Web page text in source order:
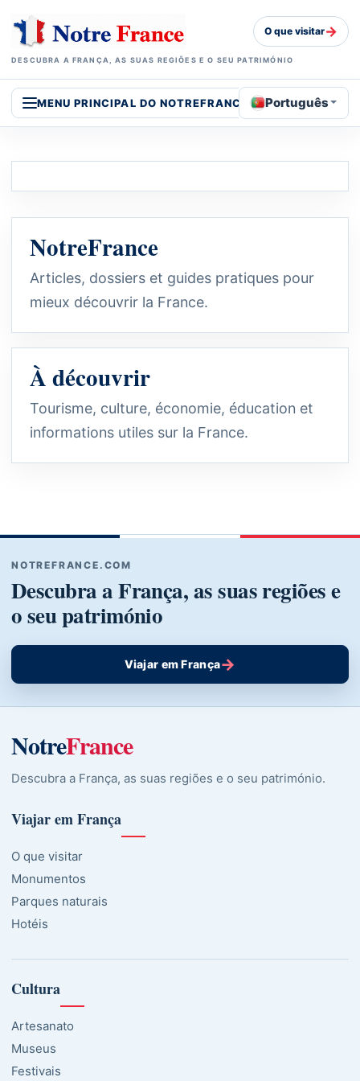
DESCUBRA A FRANÇA, AS SUAS REGIÕES E O SEU PATRIMÓNIO
O que visitar→
MENU PRINCIPAL DO NOTREFRANCE Português
NotreFrance
Articles, dossiers et guides pratiques pour
mieux découvrir la France.
À découvrir
Tourisme, culture, économie, éducation et
informations utiles sur la France.
NOTREFRANCE.COM
Descubra a França, as suas regiões e
o seu património
Viajar em França→
NotreFrance
Descubra a França, as suas regiões e o seu património.
Viajar em França
O que visitar
Monumentos
Parques naturais
Hotéis
Cultura
Artesanato
Museus
Festivais